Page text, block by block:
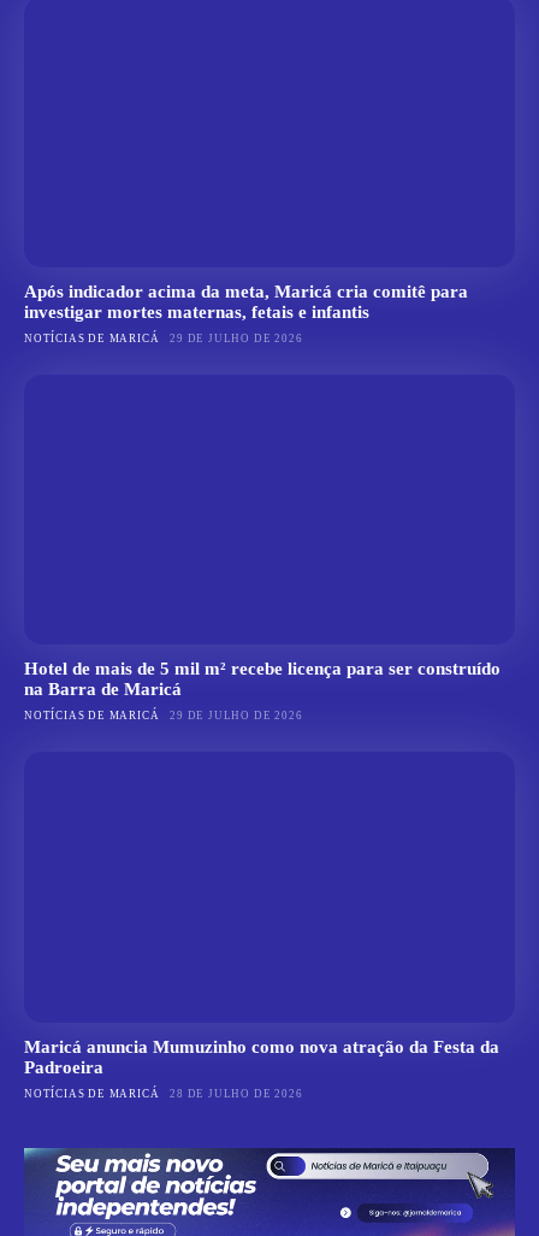
Após indicador acima da meta, Maricá cria comitê para
investigar mortes maternas, fetais e infantis
NOTÍCIAS DE MARICÁ 29 DE JULHO DE 2026
Hotel de mais de 5 mil m² recebe licença para ser construído
na Barra de Maricá
NOTÍCIAS DE MARICÁ 29 DE JULHO DE 2026
Maricá anuncia Mumuzinho como nova atração da Festa da
Padroeira
NOTÍCIAS DE MARICÁ 28 DE JULHO DE 2026